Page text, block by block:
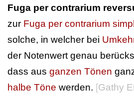
Fuga per contrarium
zur Fuga per contrarium
solche, in welcher bei
der Notenwert genau
dass aus ganzen Tönen
halbe Töne werden. [Gathy